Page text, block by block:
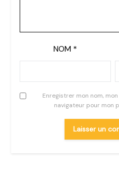
NOM *
Enregistrer mon nom,
navigateur pour mon